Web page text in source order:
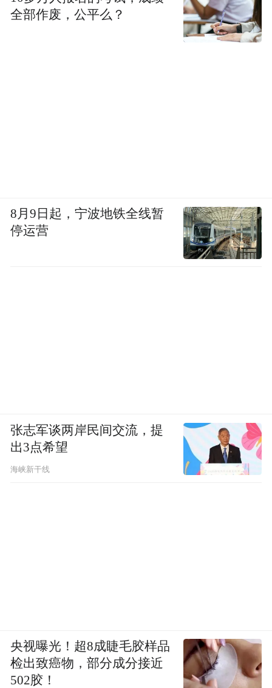
全部作废，公平么？
8月9日起，宁波地铁全线暂
停运营
张志军谈两岸民间交流，提
出3点希望
海峡新干线
央视曝光！超8成睫毛胶样品
检出致癌物，部分成分接近
502胶！